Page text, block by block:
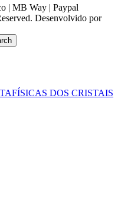
| MB Way | Paypal
Desenvolvido por
DOS CRISTAIS